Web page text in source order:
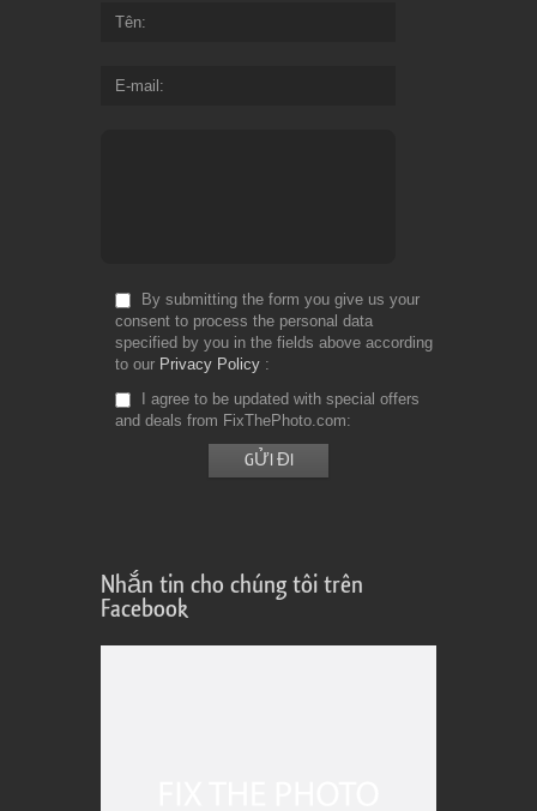
Tên
E-mail
By submitting the form you give us your
consent to process the personal data
specified by you in the fields above according
to our Privacy Policy
I agree to be updated with special offers
and deals from FixThePhoto.com
Nhắn tin cho chúng tôi trên
Facebook